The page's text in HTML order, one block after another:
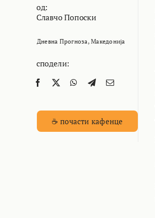
од:
Славчо Попоски
Дневна Прогноза ,Македонија
сподели:
☕ почасти кафенце